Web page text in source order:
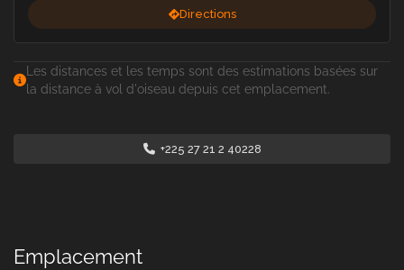
Directions
Les distances et les temps sont des estimations basées sur
la distance à vol d'oiseau depuis cet emplacement.
+225 27 21 2 40228
Emplacement